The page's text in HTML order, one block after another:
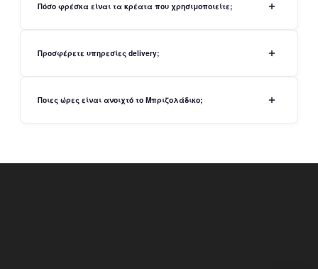
Πόσο φρέσκα είναι τα κρέατα που χρησιμοποιείτε;
Προσφέρετε υπηρεσίες delivery;
Ποιες ώρες είναι ανοιχτό το Μπριζολάδικο;